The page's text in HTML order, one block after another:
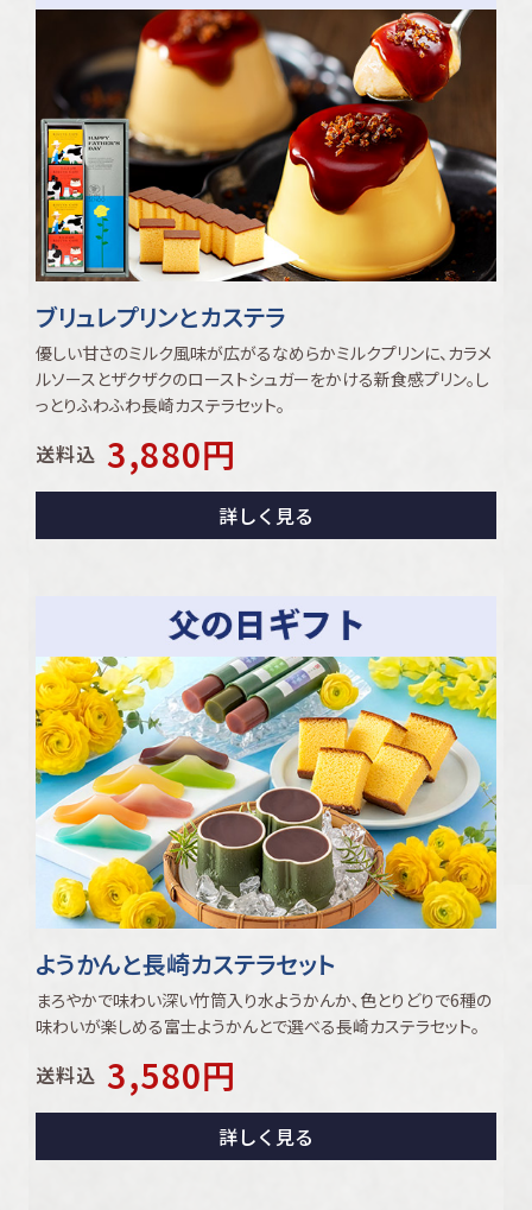
ブリュレプリンとカステラ
優しい甘さのミルク風味が広がるなめらかミルクプリンに、カラメ
ルソースとザクザクのローストシュガーをかける新食感プリン｡し
っとりふわふわ長崎カステラセット｡
送料込 3,880円
詳しく見る
ようかんと長崎カステラセット
まろやかで味わい深い竹筒入り水ようかんか､色とりどりで6種の
味わいが楽しめる富士ようかんとで選べる長崎カステラセット｡
送料込 3,580円
詳しく見る